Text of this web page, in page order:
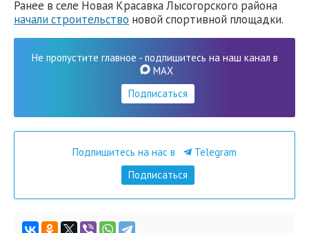
Ранее в селе Новая Красавка Лысогорского района
начали строительство новой спортивной площадки.
Не пропустите главное - подпишитесь на наш канал в
MAX
Подписаться
Подпишитесь на нас в
Telegram
Подписаться